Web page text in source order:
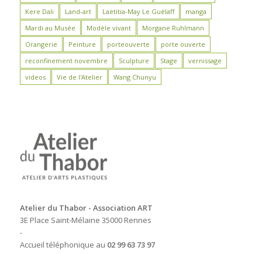
Kere Dali
Land-art Laëtitia-May Le Guélaff
manga
Mardi au Musée
Modèle vivant
Morgane Ruhlmann
Orangerie
Peinture porteouverte
porte ouverte
reconfinement novembre
Sculpture Stage
vernissage
videos
Vie de l'Atelier Wang Chunyu
Atelier du Thabor - Association ART
3E Place Saint-Mélaine 35000 Rennes
-
Accueil téléphonique au 02 99 63 73 97